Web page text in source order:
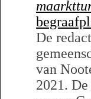
De
van
2021.